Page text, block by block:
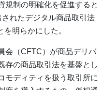
規制の明確化を促進すると
れたデジタル商品取引法
明らかにした。
会（CFTC）が商品デリバ
存の商品取引法を基盤とし
モディティを扱う取引所に